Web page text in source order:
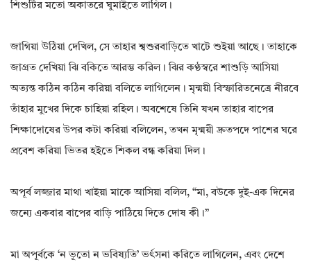
শিশুটির মতো অকাতরে ঘুমাইতে লাগিল।
জাগিয়া উঠিয়া দেখিল, সে তাহার শ্বশুরবাড়িতে খাটে শুইয়া আছে। তাহাকে
জাগ্রত দেখিয়া ঝি বকিতে আরম্ভ করিল। ঝির কণ্ঠস্বরে শাশুড়ি আসিয়া
অত্যন্ত কঠিন কঠিন করিয়া বলিতে লাগিলেন। মৃন্ময়ী বিস্ফারিতনেত্রে নীরবে
তাঁহার মুখের দিকে চাহিয়া রহিল। অবশেষে তিনি যখন তাহার বাপের
শিক্ষাদোষের উপর কটা করিয়া বলিলেন, তখন মৃন্ময়ী দ্রুতপদে পাশের ঘরে
প্রবেশ করিয়া ভিতর হইতে শিকল বন্ধ করিয়া দিল।
অপূর্ব লজ্জার মাথা খাইয়া মাকে আসিয়া বলিল, “মা, বউকে দুই-এক দিনের
জন্যে একবার বাপের বাড়ি পাঠিয়ে দিতে দোষ কী।”
মা অপূর্বকে ‘ন ভূতো ন ভবিষ্যতি’ ভর্ৎসনা করিতে লাগিলেন, এবং দেশে